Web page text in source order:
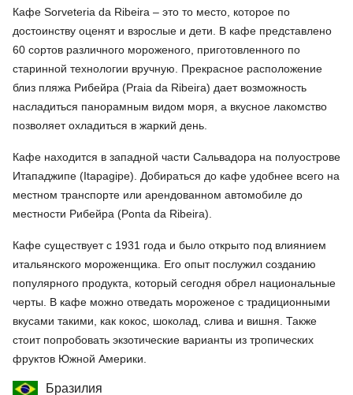
Кафе Sorveteria da Ribeira – это то место, которое по
достоинству оценят и взрослые и дети. В кафе представлено
60 сортов различного мороженого, приготовленного по
старинной технологии вручную. Прекрасное расположение
близ пляжа Рибейра (Praia da Ribeira) дает возможность
насладиться панорамным видом моря, а вкусное лакомство
позволяет охладиться в жаркий день.
Кафе находится в западной части Сальвадора на полуострове
Итападжипе (Itapagipe). Добираться до кафе удобнее всего на
местном транспорте или арендованном автомобиле до
местности Рибейра (Ponta da Ribeira).
Кафе существует с 1931 года и было открыто под влиянием
итальянского мороженщика. Его опыт послужил созданию
популярного продукта, который сегодня обрел национальные
черты. В кафе можно отведать мороженое с традиционными
вкусами такими, как кокос, шоколад, слива и вишня. Также
стоит попробовать экзотические варианты из тропических
фруктов Южной Америки.
Бразилия